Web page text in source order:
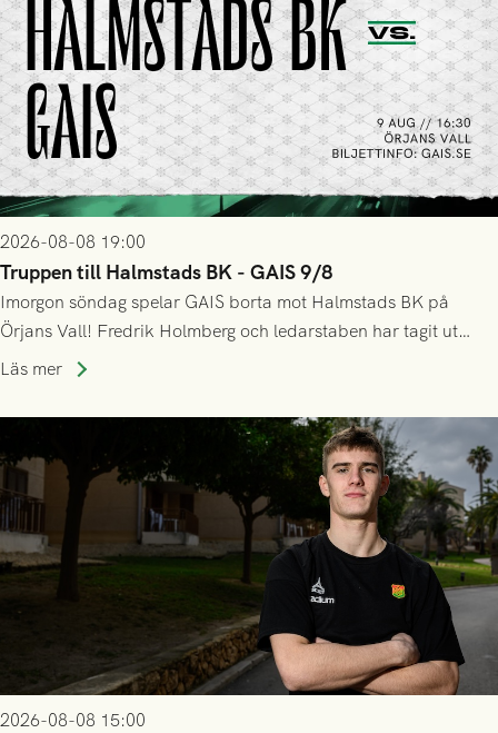
2026-08-08 19:00
Truppen till Halmstads BK - GAIS 9/8
Imorgon söndag spelar GAIS borta mot Halmstads BK på
Örjans Vall! Fredrik Holmberg och ledarstaben har tagit ut
följande trupp till matchen:
Läs mer
2026-08-08 15:00